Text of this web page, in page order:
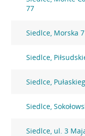
77
Siedlce, Morska 7
Siedlce,
Siedlce,
Siedlce,
Siedlce, ul. 3